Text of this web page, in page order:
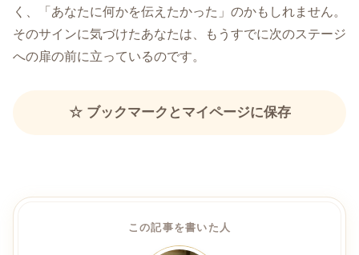
く、「あなたに何かを伝えたかった」のかもしれません。
そのサインに気づけたあなたは、もうすでに次のステージ
への扉の前に立っているのです。
☆ ブックマークとマイページに保存
この記事を書いた人